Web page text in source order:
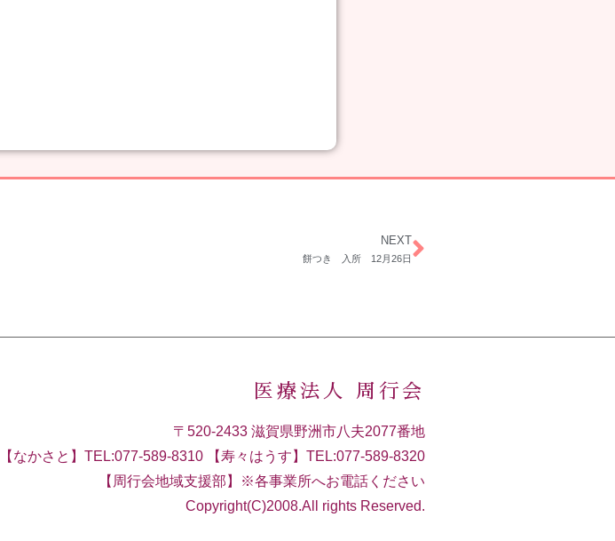
NEXT
餅つき 入所 12月26日
医療法人 周行会
〒520-2433 滋賀県野洲市八夫2077番地
なかさと】TEL:077-589-8310 【寿々はうす】TEL:077-589-8320
【周行会地域支援部】※各事業所へお電話ください
Copyright(C)2008.All rights Reserved.